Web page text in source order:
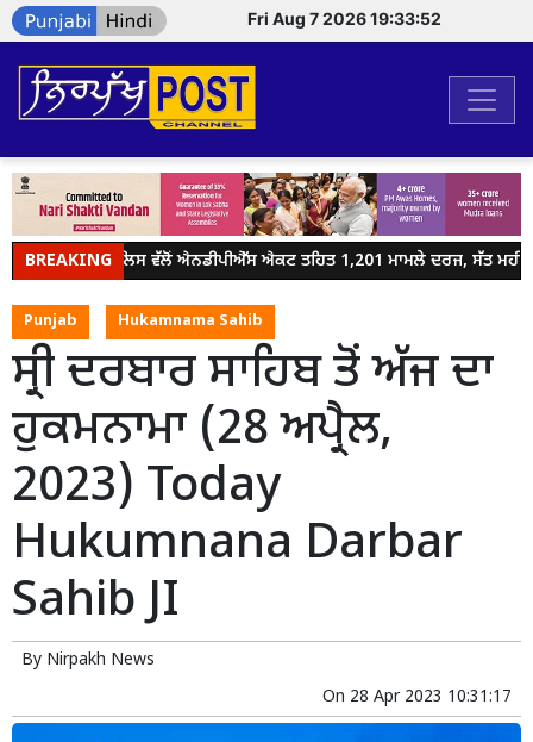
Fri Aug 7 2026 19:33:52
BREAKING
ਜਲੰਧਰ ਪੁਲਿਸ ਵੱਲੋਂ ਐਨਡੀਪੀਐੱਸ ਐਕਟ ਤਹਿਤ 1,201 ਮਾਮਲੇ ਦਰਜ, ਸੱਤ
Punjab Hukamnama Sahib
ਸ੍ਰੀ ਦਰਬਾਰ ਸਾਹਿਬ ਤੋਂ ਅੱਜ ਦਾ
ਹੁਕਮਨਾਮਾ (28 ਅਪ੍ਰੈਲ,
2023) Today
Hukumnana Darbar
Sahib JI
By Nirpakh News
On 28 Apr 2023 10:31:17